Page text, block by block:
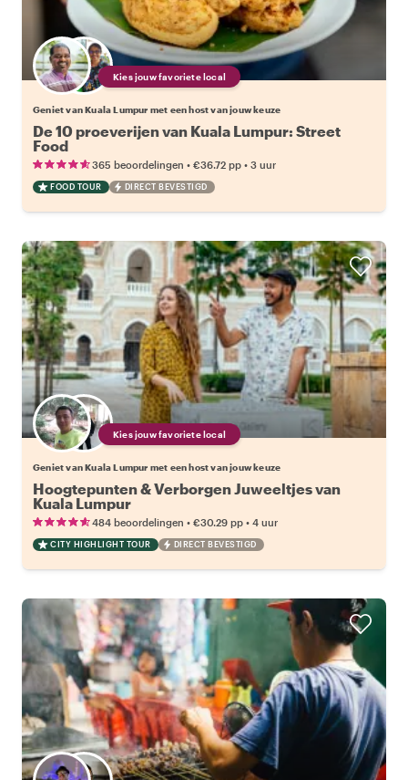
Kies jouw favoriete local
Geniet van Kuala Lumpur met een host van jouw keuze
De 10 proeverijen van Kuala Lumpur: Street
Food
365 beoordelingen • €36.72 pp • 3 uur
FOOD TOUR DIRECT BEVESTIGD
Kies jouw favoriete local
Geniet van Kuala Lumpur met een host van jouw keuze
Hoogtepunten & Verborgen Juweeltjes van
Kuala Lumpur
484 beoordelingen • €30.29 pp • 4 uur
CITY HIGHLIGHT TOUR DIRECT BEVESTIGD